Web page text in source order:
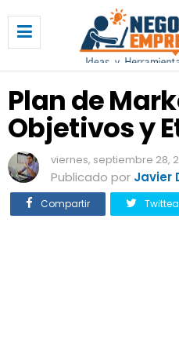
a
n
e
M
a
r
k
e
t
Plan de
Objetivos y
viernes, septiembre 28,
Publicado por Javier
Compartir